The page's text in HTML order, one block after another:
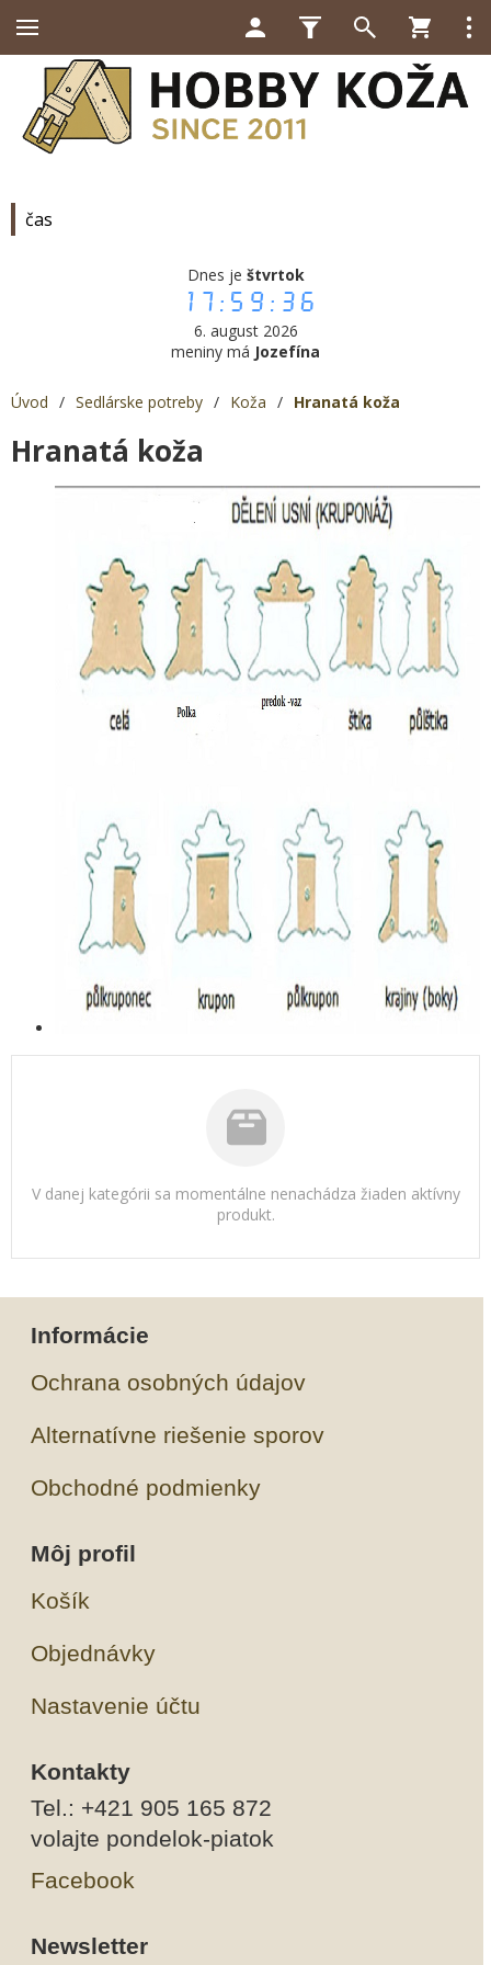
čas
Dnes je štvrtok
17:59:36
6. august 2026
meniny má Jozefína
Úvod / Sedlárske potreby / Koža / Hranatá koža
Hranatá koža
V danej kategórii sa momentálne nenachádza žiaden aktívny
produkt.
Informácie
Ochrana osobných údajov
Alternatívne riešenie sporov
Obchodné podmienky
Môj profil
Košík
Objednávky
Nastavenie účtu
Kontakty
Tel.: +421 905 165 872
volajte pondelok-piatok
Facebook
Newsletter